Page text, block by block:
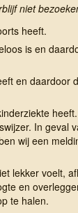
niet
heeft.
is en
en daardoor
In geval
wij een
lekker voelt,
en
te halen.